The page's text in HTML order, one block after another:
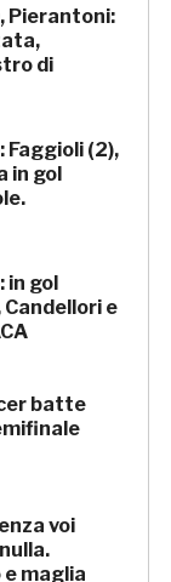
Pierantoni:
di
(2),
in gol
gol
e
batte
voi
maglia